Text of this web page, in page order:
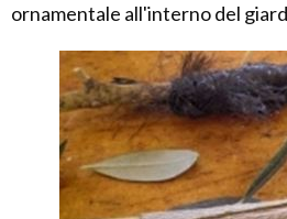
ornamentale all'interno del